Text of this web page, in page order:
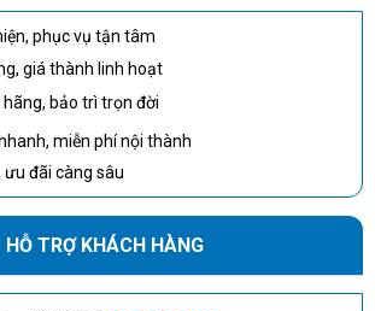
phục vụ tận tâm
giá thành linh hoạt
bảo trì trọn đời
miễn phí nội thành
ưu đãi càng sâu
HỖ TRỢ KHÁCH HÀNG